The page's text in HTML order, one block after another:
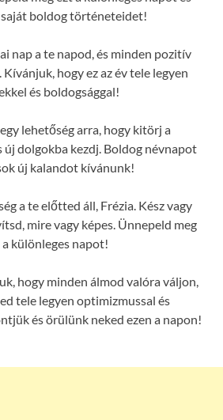
boldog történeteidet!
nap a te napod, és minden pozitív
hogy ez az év tele legyen
és boldogsággal!
lehetőség arra, hogy kitörj a
új dolgokba kezdj. Boldog névnapot
új kalandot kívánunk!
a te előtted áll, Frézia. Kész vagy
mire vagy képes. Ünnepeld meg
a különleges napot!
hogy minden álmod valóra váljon,
tele legyen optimizmussal és
és örülünk neked ezen a napon!